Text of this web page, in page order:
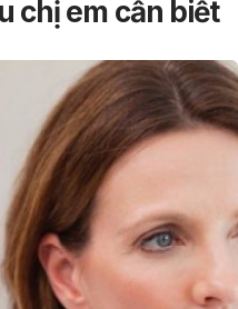
chị em cần biết